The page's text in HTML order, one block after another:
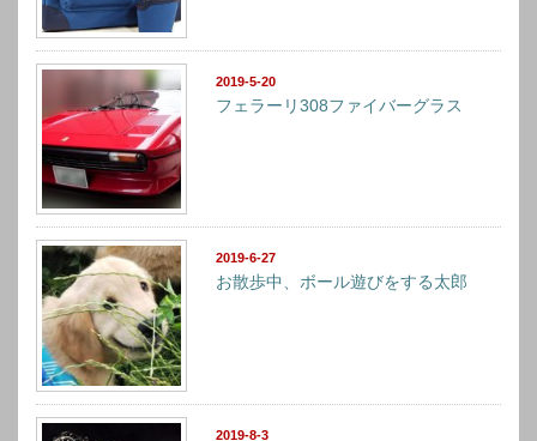
2019-5-20
フェラーリ308ファイバーグラス
2019-6-27
お散歩中、ボール遊びをする太郎
2019-8-3